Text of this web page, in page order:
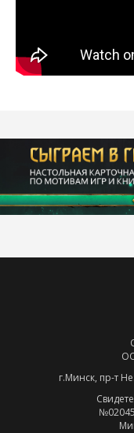
г.Минск, пр-т